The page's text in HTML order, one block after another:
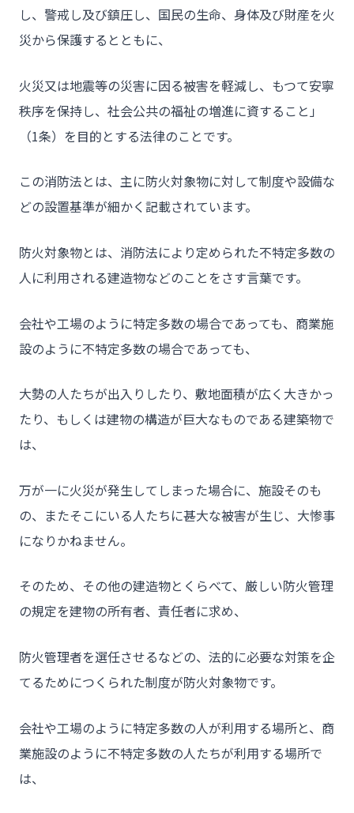
し、警戒し及び鎮圧し、国民の生命、身体及び財産を火
災から保護するとともに、
火災又は地震等の災害に因る被害を軽減し、もつて安寧
秩序を保持し、社会公共の福祉の増進に資すること」
（1条）を目的とする法律のことです。
この消防法とは、主に防火対象物に対して制度や設備な
どの設置基準が細かく記載されています。
防火対象物とは、消防法により定められた不特定多数の
人に利用される建造物などのことをさす言葉です。
会社や工場のように特定多数の場合であっても、商業施
設のように不特定多数の場合であっても、
大勢の人たちが出入りしたり、敷地面積が広く大きかっ
たり、もしくは建物の構造が巨大なものである建築物で
は、
万が一に火災が発生してしまった場合に、施設そのも
の、またそこにいる人たちに甚大な被害が生じ、大惨事
になりかねません。
そのため、その他の建造物とくらべて、厳しい防火管理
の規定を建物の所有者、責任者に求め、
防火管理者を選任させるなどの、法的に必要な対策を企
てるためにつくられた制度が防火対象物です。
会社や工場のように特定多数の人が利用する場所と、商
業施設のように不特定多数の人たちが利用する場所で
は、